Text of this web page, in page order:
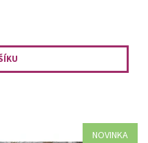
NOVINKA